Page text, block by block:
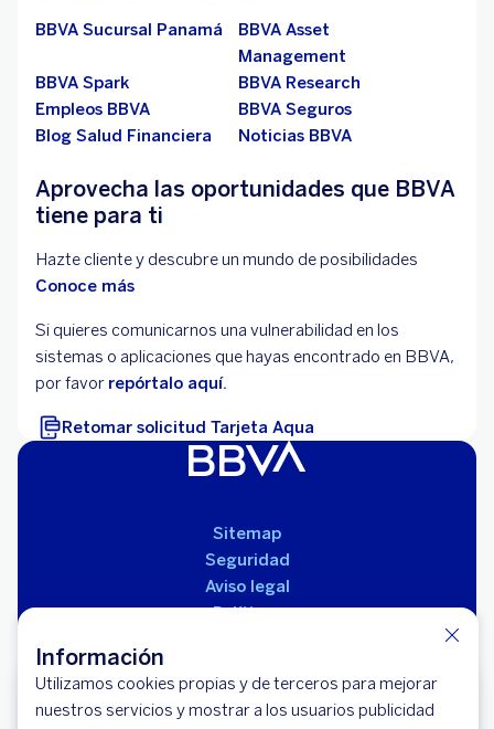
Información
Utilizamos cookies propias y de terceros para mejorar
nuestros servicios y mostrar a los usuarios publicidad
Hazte cliente BBVA
Empieza a usar tu dinero como necesitas.
BBVA Sucursal Panamá
BBVA Asset
Management
BBVA Spark
BBVA Research
Empleos BBVA
BBVA Seguros
Blog Salud Financiera
Noticias BBVA
Aprovecha las oportunidades que BBVA
tiene para ti
Hazte cliente y descubre un mundo de posibilidades
Conoce más
Si quieres comunicarnos una vulnerabilidad en los
sistemas o aplicaciones que hayas encontrado en BBVA,
por favor repórtalo aquí.
Retomar solicitud Tarjeta Aqua
Sitemap
Seguridad
Aviso legal
Políticas